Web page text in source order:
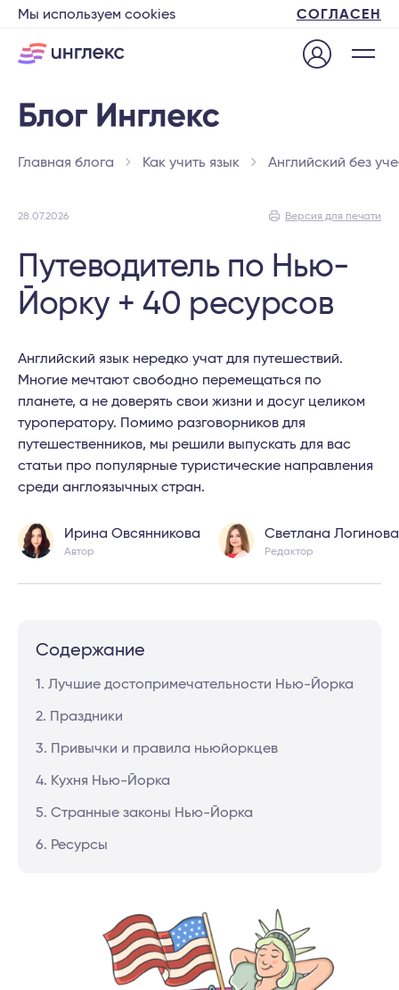
Мы используем cookies СОГЛАСЕН
Главная блога Как учить язык Английский без
28.07.2026 Версия для печати
Путеводитель по Нью-
Йорку + 40 ресурсов
Английский язык нередко учат для путешествий.
Многие мечтают свободно перемещаться по
планете, а не доверять свои жизни и досуг целиком
туроператору. Помимо разговорников для
путешественников, мы решили выпускать для вас
статьи про популярные туристические направления
среди англоязычных стран.
Ирина Овсянникова
Автор
Светлана Логинова
Редактор
Содержание
1. Лучшие достопримечательности Нью-Йорка
2. Праздники
3. Привычки и правила ньюйоркцев
4. Кухня Нью-Йорка
5. Странные законы Нью-Йорка
6. Ресурсы